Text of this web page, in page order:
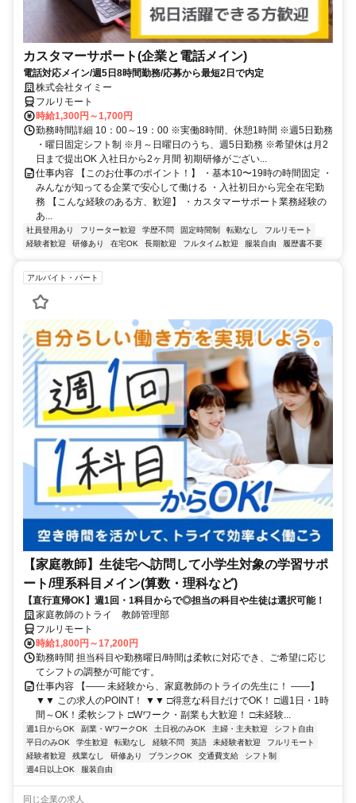
カスタマーサポート(企業と電話メイン)
電話対応メイン/週5日8時間勤務/応募から最短2日で内定
株式会社タイミー
フルリモート
時給1,300円～1,700円
勤務時間詳細 10：00～19：00 ※実働8時間、休憩1時間 ※週5日勤務
・曜日固定シフト制 ※月～日曜日のうち、週5日勤務 ※希望休は月2
日まで提出OK 入社日から2ヶ月間 初期研修がござい...
仕事内容 【このお仕事のポイント！】 ・基本10〜19時の時間固定 ・
みんなが知ってる企業で安心して働ける ・入社初日から完全在宅勤
務 【こんな経験のある方、歓迎】 ・カスタマーサポート業務経験の
あ...
社員登用あり フリーター歓迎 学歴不問 固定時間制 転勤なし
フルリモート
経験者歓迎
研修あり 在宅OK 長期歓迎 フルタイム歓迎 服装自由 履歴書不要
アルバイト・パート
【家庭教師】生徒宅へ訪問して小学生対象の学習サポ
ート/理系科目メイン(算数・理科など)
【直行直帰OK】週1回・1科目からで◎担当の科目や生徒は選択可能！
家庭教師のトライ 教師管理部
フルリモート
時給1,800円～17,200円
勤務時間 担当科目や勤務曜日/時間は柔軟に対応でき、ご希望に応じ
てシフトの調整が可能です。
仕事内容 【―― 未経験から、家庭教師のトライの先生に！ ――】
▼▼ この求人のPOINT！ ▼▼ □得意な科目だけでOK！ □週1日・1時
間～OK！柔軟シフト □Wワーク・副業も大歓迎！ □未経験...
週1日からOK 副業・WワークOK 土日祝のみOK 主婦・主夫歓迎
シフト自由
平日のみOK
学生歓迎 転勤なし 経験不問 英語 未経験者歓迎
フルリモート
経験者歓迎
残業なし 研修あり ブランクOK 交通費支給
シフト制
週4日以上OK
服装自由
同じ企業の求人